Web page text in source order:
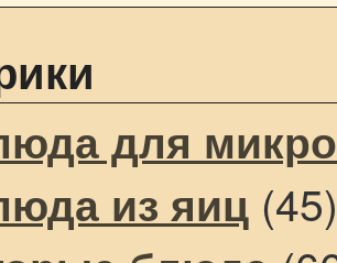
для
из яиц (45)